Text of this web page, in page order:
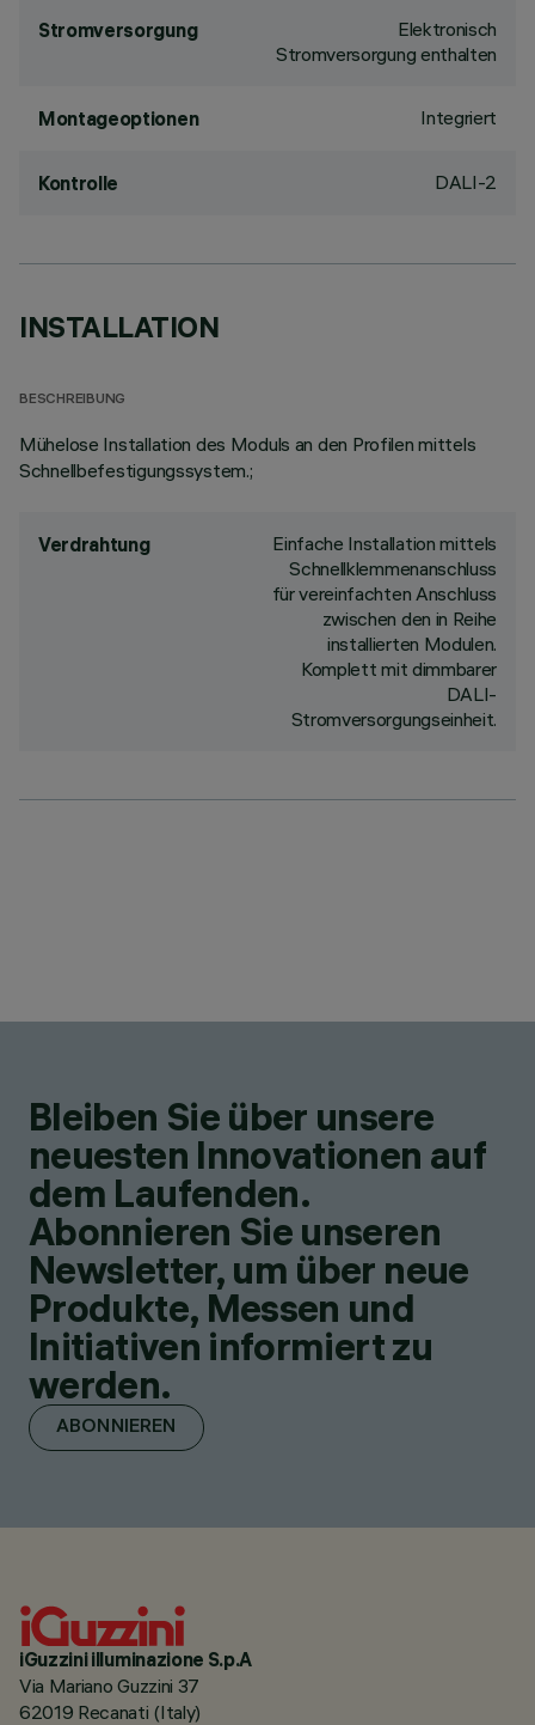
Stromversorgung
Elektronisch
Stromversorgung enthalten
Montageoptionen Integriert
Kontrolle DALI-2
INSTALLATION
BESCHREIBUNG
Mühelose Installation des Moduls an den Profilen mittels
Schnellbefestigungssystem.;
Verdrahtung
Einfache Installation mittels
Schnellklemmenanschluss
für vereinfachten Anschluss
zwischen den in Reihe
installierten Modulen.
Komplett mit dimmbarer
DALI-
Stromversorgungseinheit.
Bleiben Sie über unsere
neuesten Innovationen auf
dem Laufenden.
Abonnieren Sie unseren
Newsletter, um über neue
Produkte, Messen und
Initiativen informiert zu
werden.
ABONNIEREN
iGuzzini illuminazione S.p.A
Via Mariano Guzzini 37
62019 Recanati (Italy)